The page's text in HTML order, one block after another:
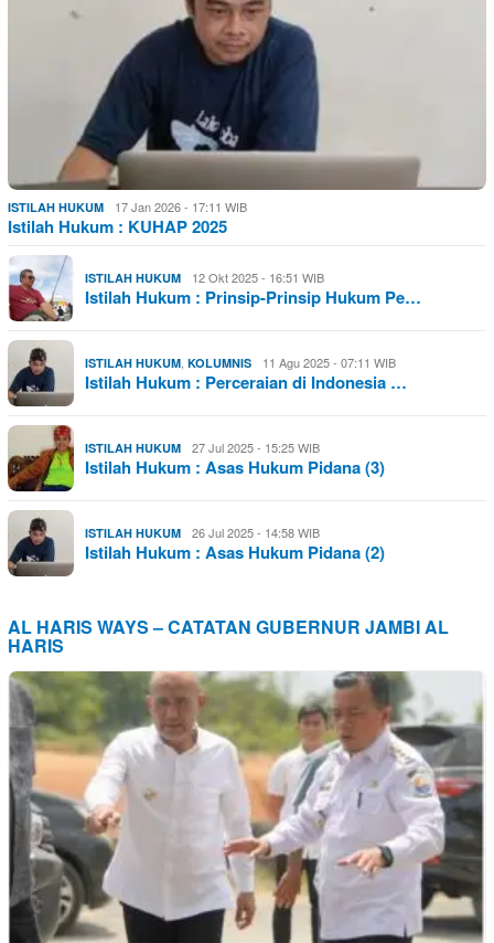
ISTILAH HUKUM 17 Jan 2026 - 17:11 WIB
Istilah Hukum : KUHAP 2025
ISTILAH HUKUM 12 Okt 2025 - 16:51 WIB
Istilah Hukum : Prinsip-Prinsip Hukum Pe…
ISTILAH HUKUM, KOLUMNIS 11 Agu 2025 - 07:11 WIB
Istilah Hukum : Perceraian di Indonesia …
ISTILAH HUKUM 27 Jul 2025 - 15:25 WIB
Istilah Hukum : Asas Hukum Pidana (3)
ISTILAH HUKUM 26 Jul 2025 - 14:58 WIB
Istilah Hukum : Asas Hukum Pidana (2)
AL HARIS WAYS – CATATAN GUBERNUR JAMBI AL
HARIS